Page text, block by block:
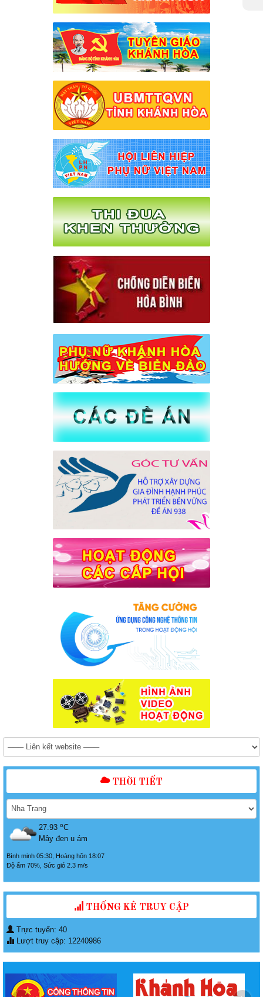
THỜI TIẾT
27.93 oC
Mây đen u ám
Bình minh 05:30, Hoàng hôn 18:07
Độ ẩm 70%, Sức gió 2.3 m/s
THỐNG KÊ TRUY CẬP
Trực tuyến: 40
Lượt truy cập: 12240986